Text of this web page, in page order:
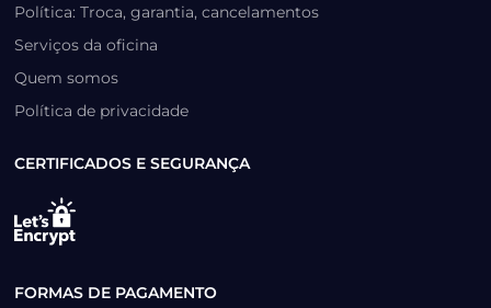
Política: Troca, garantia, cancelamentos
Serviços da oficina
Quem somos
Política de privacidade
CERTIFICADOS E SEGURANÇA
FORMAS DE PAGAMENTO